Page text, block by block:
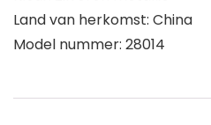
Land van herkomst: China
Model nummer: 28014